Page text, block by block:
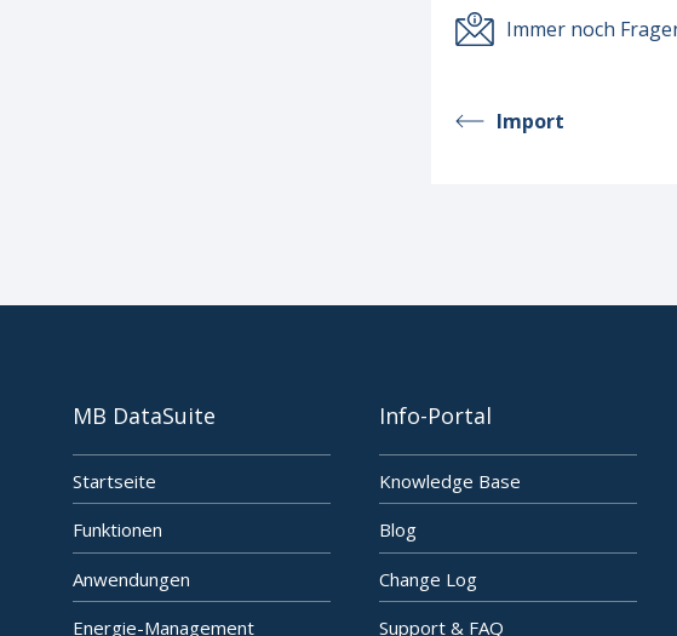
Immer noch
Import
MB DataSuite
Startseite
Funktionen
Anwendungen
Energie-Management
Info-Portal
Knowledge Base
Blog
Change Log
Support & FAQ